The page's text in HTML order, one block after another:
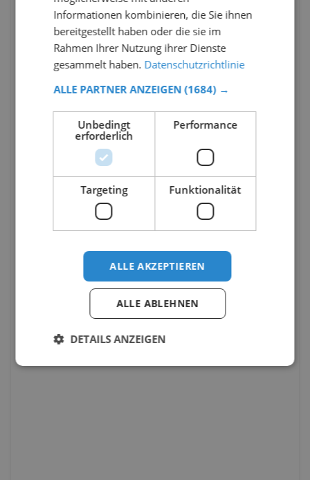
Informationen kombinieren, die Sie ihnen
bereitgestellt haben oder die sie im
Rahmen Ihrer Nutzung ihrer Dienste
gesammelt haben. Datenschutzrichtlinie
ALLE PARTNER ANZEIGEN (1684) →
Unbedingt
erforderlich
Performance
Targeting Funktionalität
ALLE AKZEPTIEREN
ALLE ABLEHNEN
DETAILS ANZEIGEN